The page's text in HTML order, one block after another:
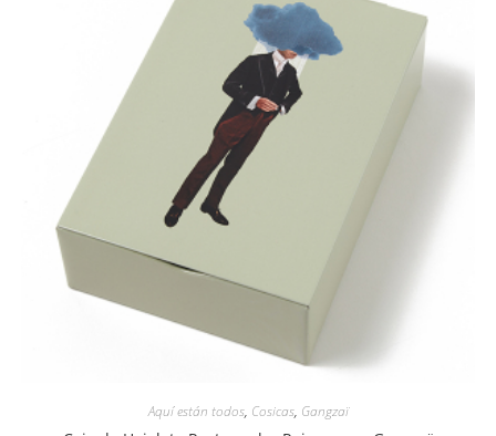
Aquí están todos, Cosicas, Gangzaï